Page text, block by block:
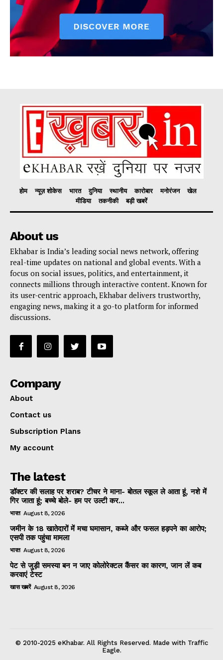
होम न्यूज़ शोकेस भारत दुनिया स्थानीय कारोबार मनोरंजन
खेल
मीडिया
तकनीकी बड़ी खबरें
About us
Ekhabar is India’s leading social news network, offering
real-time updates on national and global events. With a
focus on social issues, politics, and entertainment, it
connects millions through interactive content. Known for
its user-centric approach, Ekhabar delivers trustworthy,
engaging news, making it a go-to platform for informed
discussions.
Company
About
Contact us
Subscription Plans
My account
The latest
डॉक्टर की सलाह पर शराब? टीचर ने माना- बोतल स्कूल ले आता हूं, नशे में
गिर जाता हूं; बच्चे बोले- हम पर उल्टी कर...
भारत August 8, 2026
जमीन के 18 खातेदारों में मचा घमासान, कब्जे और फसल हड़पने का आरोप;
एसपी तक पहुंचा मामला
भारत August 8, 2026
पेट से जुड़ी समस्या बन न जाए कोलोरेक्टल कैंसर का कारण, जान लें कब
करवाएं टेस्ट
खास खबरें August 8, 2026
© 2010-2025 eKhabar. All Rights Reserved. Made with Traffic
Eagle.